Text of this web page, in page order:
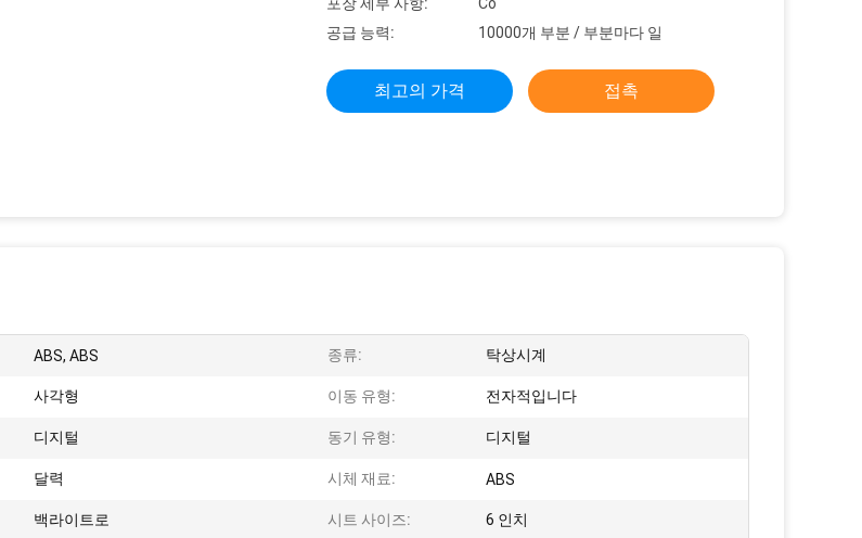
공급 능력:
10000개 부분 / 부분마다 일
최고의 가격 접촉
ABS, ABS 종류: 탁상시계
사각형 이동 유형: 전자적입니다
디지털 동기 유형: 디지털
달력 시체 재료: ABS
백라이트로 시트 사이즈: 6 인치